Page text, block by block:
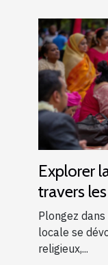
Explorer
travers
Plongez
locale se
religieux,...